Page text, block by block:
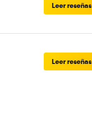
Leer reseñas
Leer reseñas